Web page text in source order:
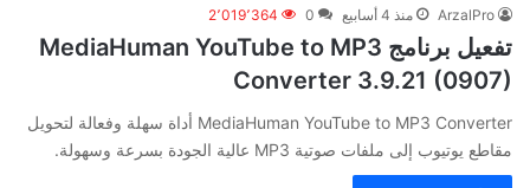
ArzalPro منذ 4 أسابيع 0 2٬019٬364
تفعيل برنامج MediaHuman YouTube to MP3
Converter 3.9.21 (0907)
MediaHuman YouTube to MP3 Converter أداة سهلة وفعالة لتحويل
مقاطع يوتيوب إلى ملفات صوتية MP3 عالية الجودة بسرعة وسهولة.